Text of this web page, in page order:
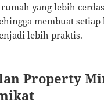
yang lebih
membuat setiap
lebih praktis.
Property